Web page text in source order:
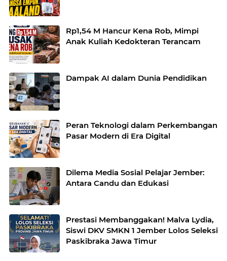
Rp1,54 M Hancur Kena Rob, Mimpi
Anak Kuliah Kedokteran Terancam
Dampak AI dalam Dunia Pendidikan
Peran Teknologi dalam Perkembangan
Pasar Modern di Era Digital
Dilema Media Sosial Pelajar Jember:
Antara Candu dan Edukasi
Prestasi Membanggakan! Malva Lydia,
Siswi DKV SMKN 1 Jember Lolos Seleksi
Paskibraka Jawa Timur